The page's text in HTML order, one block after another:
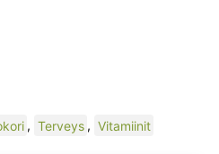
, Terveys , Vitamiinit